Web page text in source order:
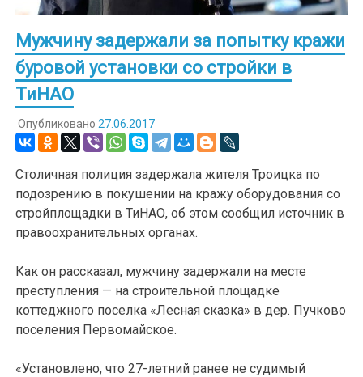
Мужчину задержали за попытку кражи
буровой установки со стройки в
ТиНАО
Опубликовано 27.06.2017
Столичная полиция задержала жителя Троицка по
подозрению в покушении на кражу оборудования со
стройплощадки в ТиНАО, об этом сообщил источник в
правоохранительных органах.
Как он рассказал, мужчину задержали на месте
преступления — на строительной площадке
коттеджного поселка «Лесная сказка» в дер. Пучково
поселения Первомайское.
«Установлено, что 27-летний ранее не судимый